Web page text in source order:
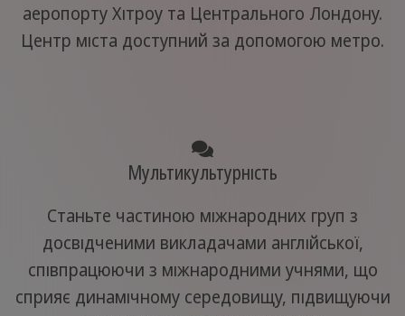
аеропорту Хітроу та Центрального Лондону.
Центр міста доступний за допомогою метро.
Мультикультурність
Станьте частиною міжнародних груп з
досвідченими викладачами англійської,
співпрацюючи з міжнародними учнями, що
сприяє динамічному середовищу, підвищуючи